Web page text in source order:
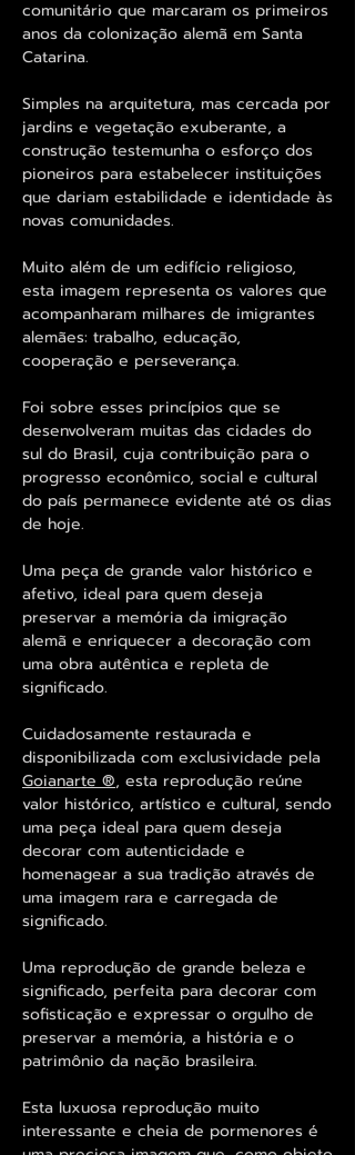
comunitário que marcaram os primeiros
anos da colonização alemã em Santa
Catarina.
Simples na arquitetura, mas cercada por
jardins e vegetação exuberante, a
construção testemunha o esforço dos
pioneiros para estabelecer instituições
que dariam estabilidade e identidade às
novas comunidades.
Muito além de um edifício religioso,
esta imagem representa os valores que
acompanharam milhares de imigrantes
alemães: trabalho, educação,
cooperação e perseverança.
Foi sobre esses princípios que se
desenvolveram muitas das cidades do
sul do Brasil, cuja contribuição para o
progresso econômico, social e cultural
do país permanece evidente até os dias
de hoje.
Uma peça de grande valor histórico e
afetivo, ideal para quem deseja
preservar a memória da imigração
alemã e enriquecer a decoração com
uma obra autêntica e repleta de
significado.
Cuidadosamente restaurada e
disponibilizada com exclusividade pela
Goianarte ®, esta reprodução reúne
valor histórico, artístico e cultural, sendo
uma peça ideal para quem deseja
decorar com autenticidade e
homenagear a sua tradição através de
uma imagem rara e carregada de
significado.
Uma reprodução de grande beleza e
significado, perfeita para decorar com
sofisticação e expressar o orgulho de
preservar a memória, a história e o
patrimônio da nação brasileira.
Esta luxuosa reprodução muito
interessante e cheia de pormenores é